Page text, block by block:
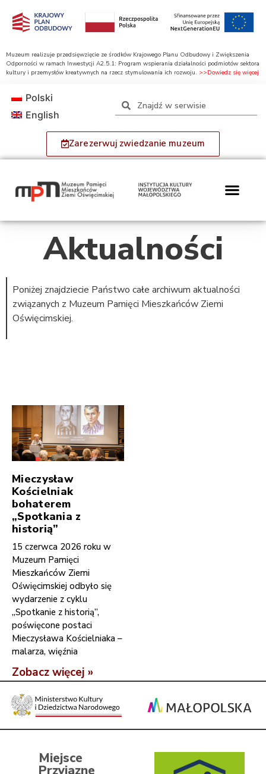
Muzeum realizuje przedsięwzięcie ze środków Krajowego Planu Odbudowy i Zwiększenia
Odporności w ramach Inwestycji A2.5.1: Program wspierania działalności podmiotów sektora
kultury i przemysłów kreatywnych na rzecz stymulowania ich rozwoju. >>Dowiedz się więcej
Zarezerwuj zwiedzanie muzeum
Polski
English
Aktualności
Poniżej znajdziecie Państwo całe archiwum aktualności
związanych z Muzeum Pamięci Mieszkańców Ziemi
Oświęcimskiej.
Mieczysław
Kościelniak
bohaterem
„Spotkania z
historią”
15 czerwca 2026 roku w
Muzeum Pamięci
Mieszkańców Ziemi
Oświęcimskiej odbyło się
wydarzenie z cyklu
„Spotkanie z historią”,
poświęcone postaci
Mieczysława Kościelniaka –
malarza, więźnia
Zobacz więcej »
Miejsce
Przyjazne